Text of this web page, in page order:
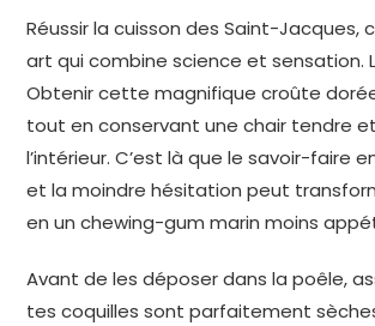
Réussir la cuisson des Saint-Jacques,
art qui combine science et sensation.
Obtenir cette magnifique croûte
tout en conservant une chair tendre
l’intérieur. C’est là que le savoir-faire
et la moindre hésitation peut
en un chewing-gum marin moins
Avant de les déposer dans la poêle,
tes coquilles sont parfaitement